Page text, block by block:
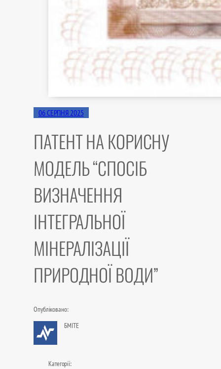
06 СЕРПНЯ 2025
ПАТЕНТ НА КОРИСНУ
МОДЕЛЬ “СПОСІБ
ВИЗНАЧЕННЯ
ІНТЕГРАЛЬНОЇ
МІНЕРАЛІЗАЦІЇ
ПРИРОДНОЇ ВОДИ”
Опубліковано:
БМІТЕ
Категорії: